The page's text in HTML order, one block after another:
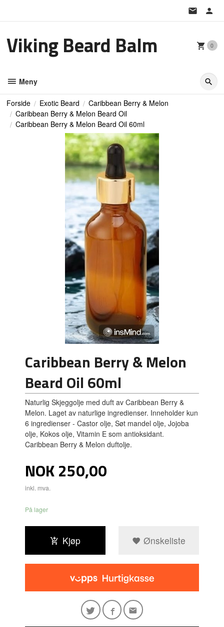
Viking Beard Balm 0
Meny
Forside Exotic Beard
Caribbean Berry & Melon
Caribbean Berry & Melon Beard Oil
Caribbean Berry & Melon Beard Oil 60ml
Caribbean Berry & Melon
Beard Oil 60ml
Naturlig Skjeggolje med duft av Caribbean Berry &
Melon. Laget av naturlige ingredienser. Inneholder kun
6 ingredienser - Castor olje, Søt mandel olje, Jojoba
olje, Kokos olje, Vitamin E som antioksidant.
Caribbean Berry & Melon duftolje.
Pris
NOK250,00
inkl. mva.
På lager
Kjøp Ønskeliste